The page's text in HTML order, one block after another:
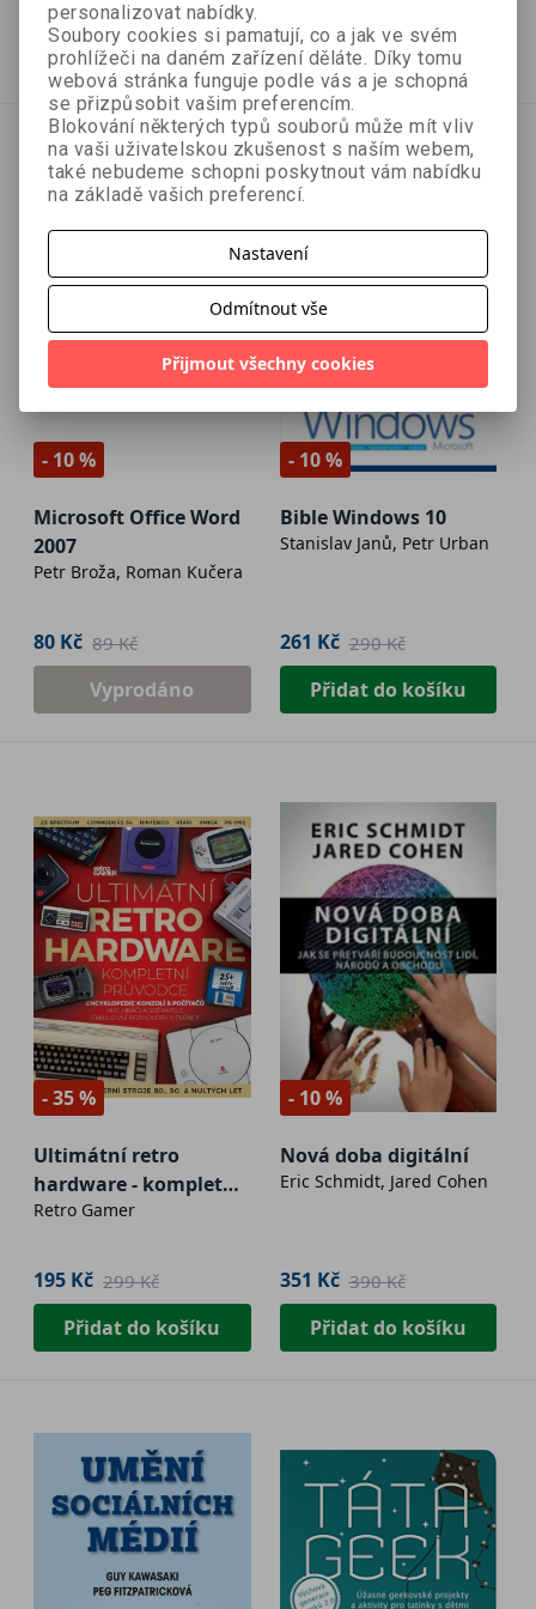
99 Kč
Vyprodáno Vyprodáno
- 10 %
Microsoft Office Word
2007
Petr Broža, Roman Kučera
80 Kč 89 Kč
Vyprodáno
- 10 %
Bible Windows 10
Stanislav Janů, Petr Urban
261 Kč 290 Kč
Přidat do košíku
- 35 %
Ultimátní retro
hardware - kompletní
průvodce
Retro Gamer
195 Kč 299 Kč
Přidat do košíku
- 10 %
Nová doba digitální
Eric Schmidt, Jared Cohen
351 Kč 390 Kč
Přidat do košíku
personalizovat nabídky.
Soubory cookies si pamatují, co a jak ve svém
prohlížeči na daném zařízení děláte. Díky tomu
webová stránka funguje podle vás a je schopná
se přizpůsobit vašim preferencím.
Blokování některých typů souborů může mít vliv
na vaši uživatelskou zkušenost s naším webem,
také nebudeme schopni poskytnout vám nabídku
na základě vašich preferencí.
Nastavení
Odmítnout vše
Přijmout všechny cookies